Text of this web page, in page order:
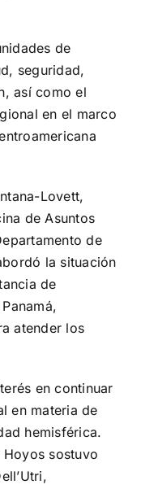
de
seguridad,
así como el
en el marco
Lovett,
de Asuntos
de
la situación
de
atender los
en continuar
en materia de
hemisférica.
sostuvo